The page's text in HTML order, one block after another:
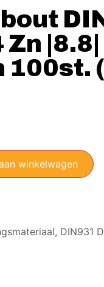
winkelwagen
, DIN931